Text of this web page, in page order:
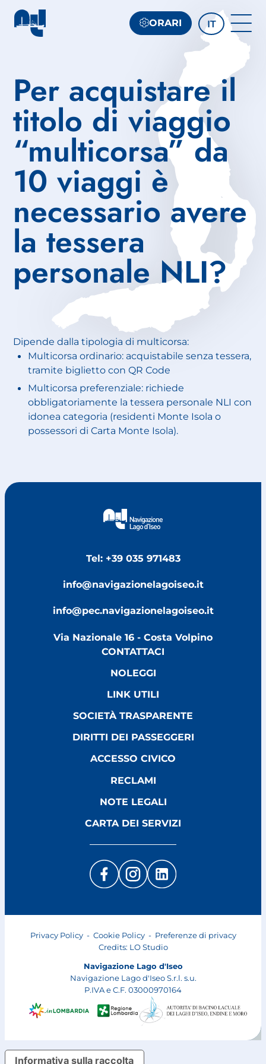
ORARI IT
Per acquistare il
titolo di viaggio
“multicorsa” da
10 viaggi è
necessario avere
la tessera
personale NLI?
Dipende dalla tipologia di multicorsa:
Multicorsa ordinario: acquistabile senza tessera,
tramite biglietto con QR Code
Multicorsa preferenziale: richiede
obbligatoriamente la tessera personale NLI con
idonea categoria (residenti Monte Isola o
possessori di Carta Monte Isola).
Tel: +39 035 971483
info@navigazionelagoiseo.it
info@pec.navigazionelagoiseo.it
Via Nazionale 16 - Costa Volpino
CONTATTACI
NOLEGGI
LINK UTILI
SOCIETÀ TRASPARENTE
DIRITTI DEI PASSEGGERI
ACCESSO CIVICO
RECLAMI
NOTE LEGALI
CARTA DEI SERVIZI
Privacy Policy- Cookie Policy- Preferenze di privacy
Credits: LO Studio
Navigazione Lago d'Iseo
Navigazione Lago d'Iseo S.r.l. s.u.
P.IVA e C.F. 03000970164
Informativa sulla raccolta